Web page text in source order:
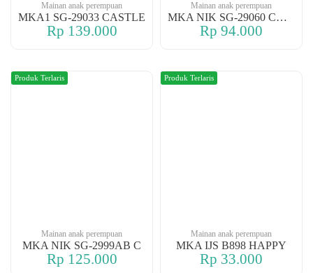
Mainan anak perempuan
MKA1 SG-29033 CASTLE
Rp 139.000
Mainan anak perempuan
MKA NIK SG-29060 CASTLE
Rp 94.000
Mainan anak perempuan
MKA NIK SG-2999AB C
Rp 125.000
Produk Terlaris
Mainan anak perempuan
MKA IJS B898 HAPPY
Rp 33.000
Produk Terlaris